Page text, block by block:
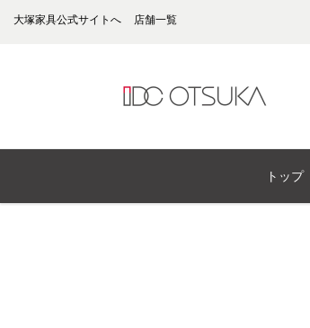
大塚家具公式サイトへ 店舗一覧
トップ